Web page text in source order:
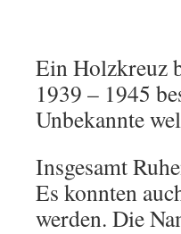
Ein Holzkreuz
1939 – 1945
Unbekannte
Insgesamt
Es konnten
werden. Die